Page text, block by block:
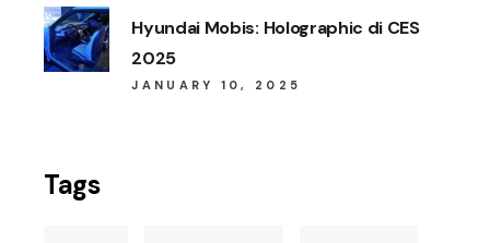
Hyundai Mobis: Holographic di CES
2025
JANUARY 10, 2025
Tags